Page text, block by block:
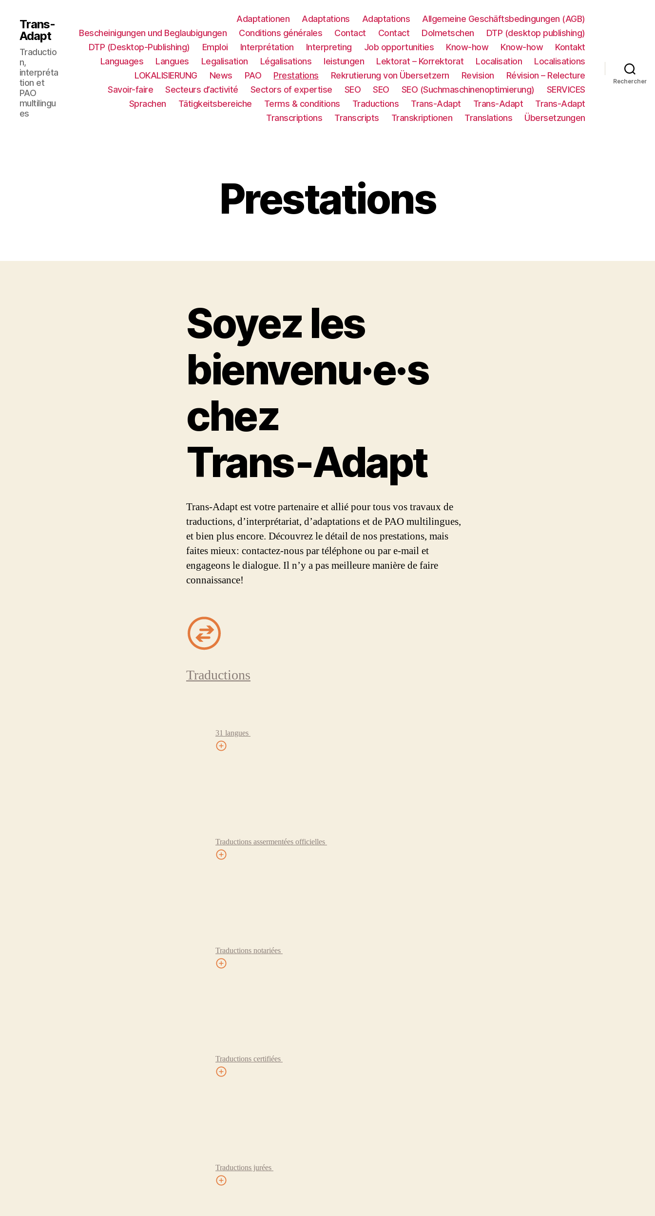
Trans-
Adapt
Traductio
n,
interpréta
tion et
PAO
multilingu
es
Adaptationen Adaptations Adaptations
Allgemeine Geschäftsbedingungen (AGB)
Bescheinigungen und Beglaubigungen
Conditions générales Contact Contact Dolmetschen
DTP (desktop publishing)
DTP (Desktop-Publishing)
Emploi Interprétation Interpreting Job opportunities Know-how Know-how
Kontakt
Languages
Langues Legalisation Légalisations leistungen Lektorat – Korrektorat Localisation
Localisations
LOKALISIERUNG​
News PAO Prestations Rekrutierung von Übersetzern Revision
Révision – Relecture
Savoir-faire
Secteurs d’activité Sectors of expertise SEO SEO SEO (Suchmaschinenoptimierung)
SERVICES
Sprachen
Tätigkeitsbereiche Terms & conditions Traductions Trans-Adapt Trans-Adapt
Trans-Adapt
Transcriptions
Transcripts Transkriptionen Translations Übersetzungen
Rechercher
Prestations
Soyez les
bienvenu·e·s
chez
Trans‑Adapt
Trans-Adapt est votre partenaire et allié pour tous vos travaux de
traductions, d’interprétariat, d’adaptations et de PAO multilingues,
et bien plus encore. Découvrez le détail de nos prestations, mais
faites mieux: contactez-nous par téléphone ou par e-mail et
engageons le dialogue. Il n’y a pas meilleure manière de faire
connaissance!
Traductions
31 langues
Traductions assermentées officielles
Traductions notariées
Traductions certifiées
Traductions jurées